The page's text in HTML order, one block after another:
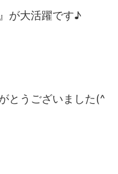
が大活躍です♪
とうございました(^